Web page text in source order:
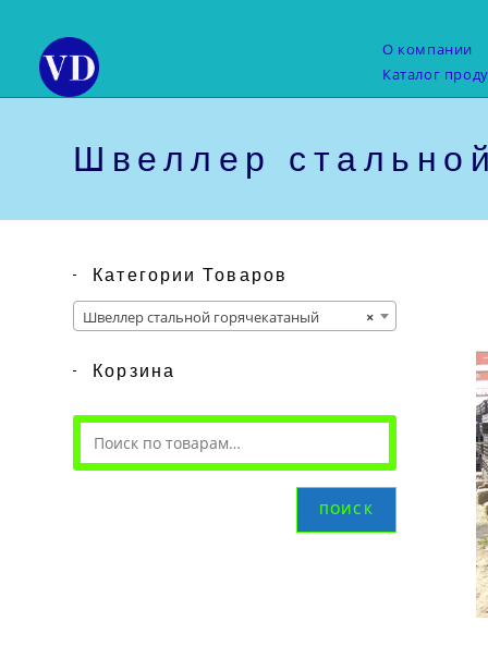
содержимому
О компании
Каталог
Швеллер
Категории Товаров
×
Швеллер стальной горячекатаный
Корзина
ПОИСК